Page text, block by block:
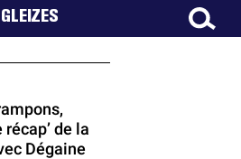
GLEIZES
récap’ de la
Dégaine